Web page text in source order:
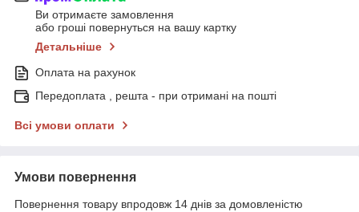
Ви отримаєте замовлення
або гроші повернуться на вашу картку
Детальніше
Оплата на рахунок
Передоплата , решта - при отримані на пошті
Всі умови оплати
Умови повернення
Повернення товару впродовж 14 днів за домовленістю